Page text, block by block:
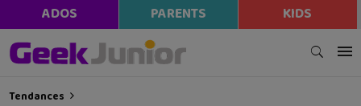
ADOS PARENTS KIDS
Tendances